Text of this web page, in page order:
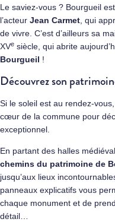
Le saviez-vous ? Bourgueil
l’acteur Jean Carmet, qui
de vivre. C’est d’ailleurs sa
XVe siècle, qui abrite
Bourgueil !
Découvrez son
Si le soleil est au rendez-
cœur de la commune pour
exceptionnel.
En partant des halles
chemins du patrimoine de
jusqu’aux lieux
panneaux explicatifs vous
chaque monument et de
détail…